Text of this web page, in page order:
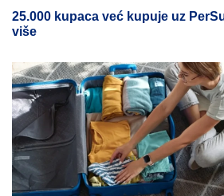
25.000 kupaca već kupuje uz
više